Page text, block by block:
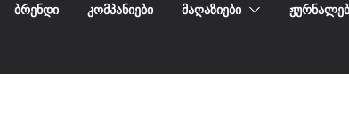
ᲑᲠᲔᲜᲓᲘ ᲙᲝᲛᲞᲐᲜᲘᲔᲑᲘ ᲛᲐᲦᲐᲖᲘᲔᲑᲘ